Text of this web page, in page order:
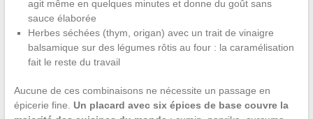
agit même en quelques minutes et donne du goût sans
sauce élaborée
Herbes séchées (thym, origan) avec un trait de vinaigre
balsamique sur des légumes rôtis au four : la caramélisation
fait le reste du travail
Aucune de ces combinaisons ne nécessite un passage en
épicerie fine. Un placard avec six épices de base couvre la